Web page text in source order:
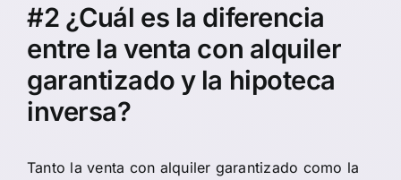
#2 ¿Cuál es la diferencia
entre la venta con alquiler
garantizado y la hipoteca
inversa?
Tanto la venta con alquiler garantizado como la